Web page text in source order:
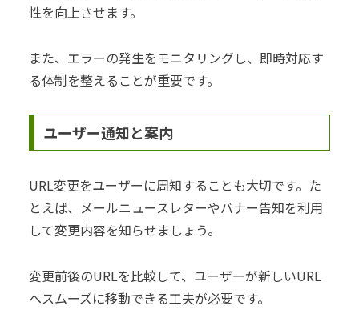
性を向上させます。
また、エラーの発生をモニタリングし、即時対応す
る体制を整えることが重要です。
ユーザー通知と案内
URL変更をユーザーに周知することも大切です。た
とえば、メールニュースレターやバナー告知を利用
して変更内容を知らせましょう。
変更前後のURLを比較して、ユーザーが新しいURL
へスムーズに移動できる工夫が必要です。